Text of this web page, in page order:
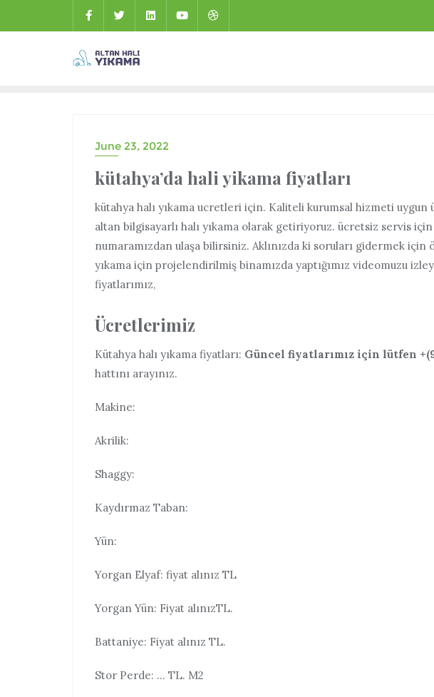
June 23, 2022
kütahya’da hali yikama fiyatları
kütahya halı yıkama ucretleri için. Kaliteli kurumsal hizmeti
altan bilgisayarlı halı yıkama olarak getiriyoruz. ücretsiz servis
numaramızdan ulaşa bilirsiniz. Aklınızda ki soruları gidermek için
yıkama için projelendirilmiş binamızda yaptığımız videomuzu
fiyatlarımız,
Ücretlerimiz
Kütahya halı yıkama fiyatları: Güncel fiyatlarımız için lütfen
hattını arayınız.
Makine:
Akrilik:
Shaggy:
Kaydırmaz Taban:
Yün:
Yorgan Elyaf: fiyat alınız TL
Yorgan Yün: Fiyat alınızTL.
Battaniye: Fiyat alınız TL.
Stor Perde: … TL. M2